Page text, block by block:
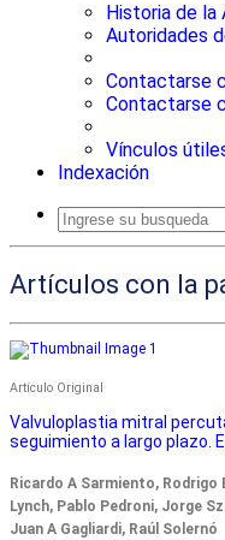
Historia de la
Autoridades
Contactarse
Contactarse
Vínculos
Indexación
Artículos con la
Artículo Original
Valvuloplastia mitral
seguimiento a largo plazo.
Ricardo A Sarmiento, Rodrigo
Lynch, Pablo Pedroni, Jorge
Juan A Gagliardi, Raúl Solernó